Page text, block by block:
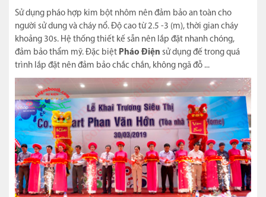
Sử dụng pháo hợp kim bột nhôm nên đảm bảo an toàn cho
người sử dung và cháy nổ. Độ cao từ 2.5 -3 (m), thời gian cháy
khoảng 30s. Hệ thống thiết kế sẵn nên lắp đặt nhanh chóng,
đảm bảo thẩm mỹ. Đặc biệt Pháo Điện sử dụng đế trong quá
trình lắp đặt nên đảm bảo chắc chắn, không ngã đỗ ...